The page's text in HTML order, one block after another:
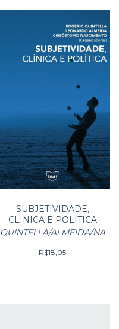
SUBJETIVIDADE,
CLINICA E POLITICA
QUINTELLA/ALMEIDA/NA
R$18,05